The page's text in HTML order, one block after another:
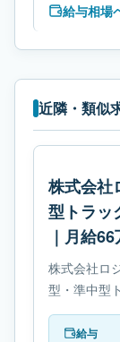
給与相場
近隣・類似
株式会社
型トラッ
｜月給
株式会社ロ
型・準中型
中型トラッ
す。必要免
給与